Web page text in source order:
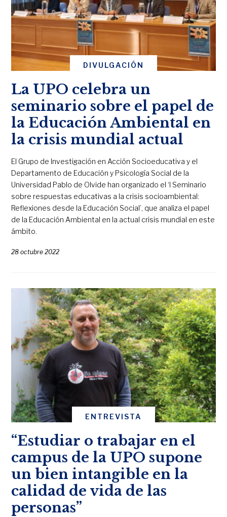
DIVULGACIÓN
La UPO celebra un
seminario sobre el papel de
la Educación Ambiental en
la crisis mundial actual
El Grupo de Investigación en Acción Socioeducativa y el
Departamento de Educación y Psicología Social de la
Universidad Pablo de Olvide han organizado el ‘I Seminario
sobre respuestas educativas a la crisis socioambiental:
Reflexiones desde la Educación Social’, que analiza el papel
de la Educación Ambiental en la actual crisis mundial en este
ámbito.
28 octubre 2022
ENTREVISTA
“Estudiar o trabajar en el
campus de la UPO supone
un bien intangible en la
calidad de vida de las
personas”